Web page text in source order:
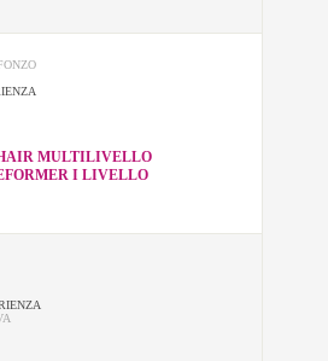
MULTILIVELLO
I LIVELLO